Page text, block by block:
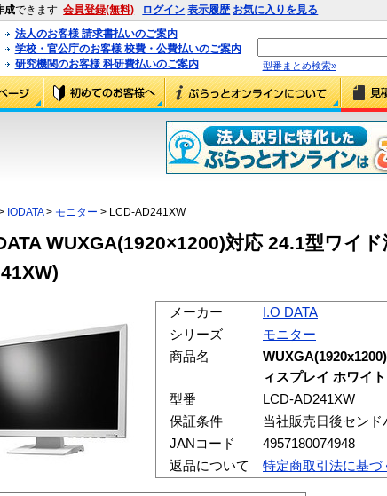
成できます 会員登録(無料) ログイン 表示履歴 お気に入りを見る
法人のお客様 請求書払いのご案内
学校・官公庁のお客様 校費・公費払いのご案内
研究機関のお客様 科研費払いのご案内
型番まとめ検索»
IODATA> モニター > LCD-AD241XW
WUXGA(1920×1200)対応 24.1型ワイ
メーカー
I.O DATA
シリーズ
モニター
商品名
ィスプレイ ホワイト
型番
LCD-AD241XW
保証条件
当社販売日後センド
JANコード
4957180074948
返品について
特定商取引法に基づ